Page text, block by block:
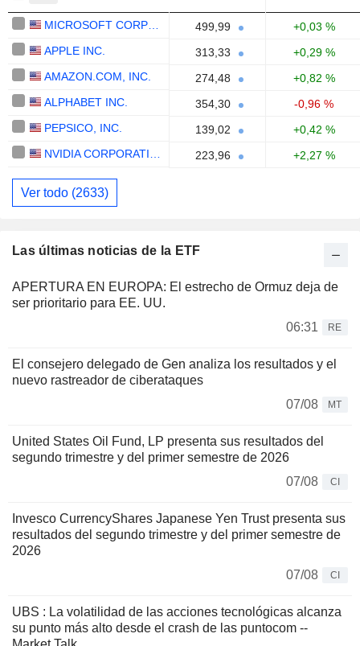
499,99
+0,03 %
APPLE INC.
313,33
+0,29 %
AMAZON.COM, INC.
274,48
+0,82 %
ALPHABET INC.
354,30
-0,96 %
PEPSICO, INC.
139,02
+0,42 %
223,96 +2,27 %
Ver todo (2633)
Las últimas noticias de la ETF
APERTURA EN EUROPA: El estrecho de Ormuz deja de
ser prioritario para EE. UU.
06:31
RE
El consejero delegado de Gen analiza los resultados y el
nuevo rastreador de ciberataques
07/08
MT
United States Oil Fund, LP presenta sus resultados del
segundo trimestre y del primer semestre de 2026
07/08
CI
Invesco CurrencyShares Japanese Yen Trust presenta sus
resultados del segundo trimestre y del primer semestre de
2026
07/08
CI
UBS : La volatilidad de las acciones tecnológicas alcanza
su punto más alto desde el crash de las puntocom --